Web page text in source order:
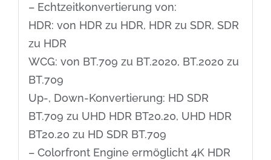
– Echtzeitkonvertierung von:
HDR: von HDR zu HDR, HDR zu SDR, SDR
zu HDR
WCG: von BT.709 zu BT.2020, BT.2020 zu
BT.709
Up-, Down-Konvertierung: HD SDR
BT.709 zu UHD HDR BT20.20, UHD HDR
BT20.20 zu HD SDR BT.709
– Colorfront Engine ermöglicht 4K HDR